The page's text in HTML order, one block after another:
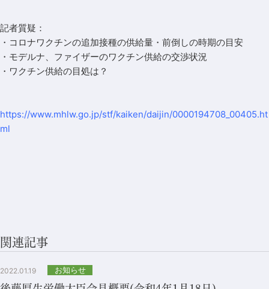
記者質疑：
・コロナワクチンの追加接種の供給量・前倒しの時期の目安
・モデルナ、ファイザーのワクチン供給の交渉状況
・ワクチン供給の目処は？
https://www.mhlw.go.jp/stf/kaiken/daijin/0000194708_00405.ht
ml
関連記事
2022.01.19 お知らせ